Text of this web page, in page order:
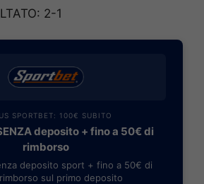
2-1
SPORTBET: 100€ SUBITO
deposito + fino a 50€ di
rimborso
deposito sport + fino a 50€ di
sul primo deposito